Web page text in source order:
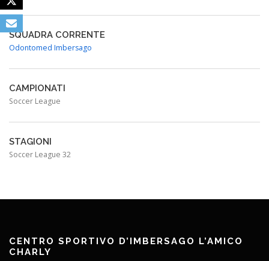
SQUADRA CORRENTE
Odontomed Imbersago
CAMPIONATI
Soccer League
STAGIONI
Soccer League 32
CENTRO SPORTIVO D’IMBERSAGO L’AMICO
CHARLY